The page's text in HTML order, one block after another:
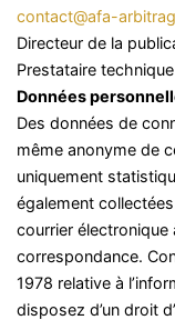
contact@afa-
Directeur de la
Prestataire
Données
Des données de
même anonyme de
uniquement
également
courrier
correspondance.
1978 relative à
disposez d’un droit